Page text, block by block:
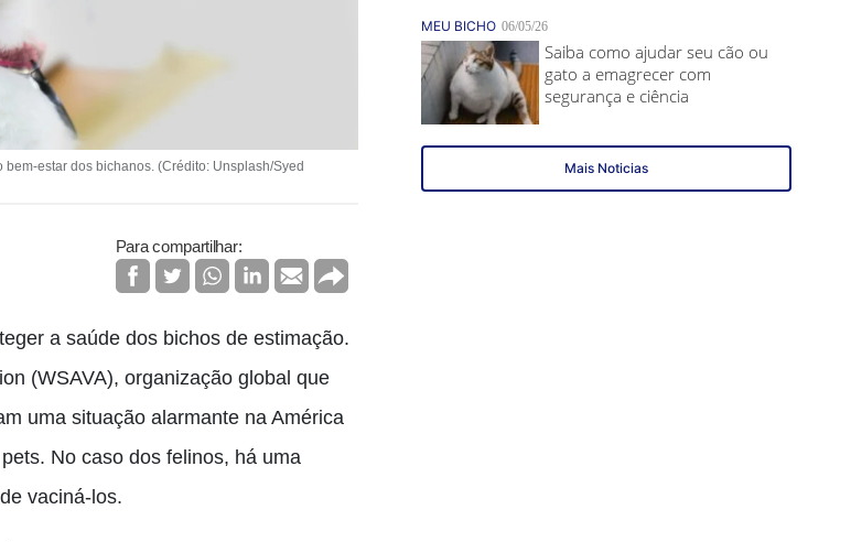
estar dos bichanos. (Crédito: Unsplash/Syed
Para compartilhar:
a saúde dos bichos de estimação.
(WSAVA), organização global que
uma situação alarmante na América
No caso dos felinos, há uma
vaciná-los.